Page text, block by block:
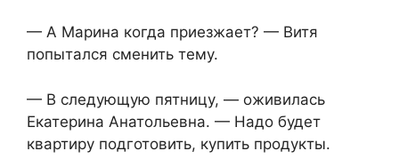
— А Марина когда приезжает? — Витя
попытался сменить тему.
— В следующую пятницу, — оживилась
Екатерина Анатольевна. — Надо будет
квартиру подготовить, купить продукты.